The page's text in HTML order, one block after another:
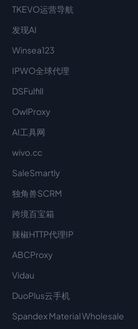
TKEVO运营导航
发现AI
Winsea123
IPWO全球代理
DSFulfill
OwlProxy
AI工具网
wivo.cc
SaleSmartly
独角兽SCRM
跨境百宝箱
辣椒HTTP代理IP
ABCProxy
Vidau
DuoPlus云手机
Spandex Material Wholesale​